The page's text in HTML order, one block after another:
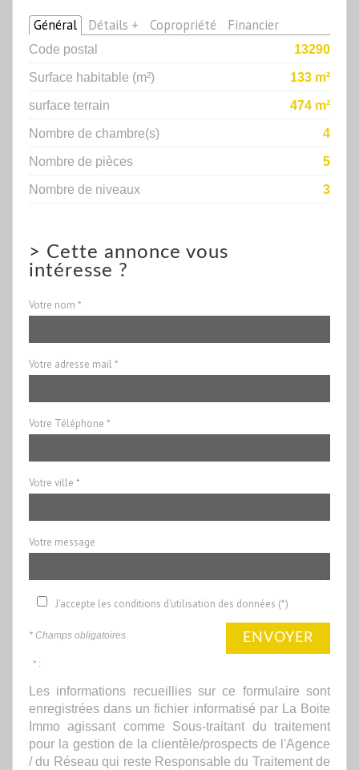
Général Détails + Copropriété Financier
Code postal
13290
Surface habitable (m²)
133 m²
surface terrain
474 m²
Nombre de chambre(s)
4
Nombre de pièces
5
Nombre de niveaux
3
> Cette annonce vous
intéresse ?
Votre nom *
Votre adresse mail *
Votre Téléphone *
Votre ville *
Votre message
J'accepte les conditions d'utilisation des données (*)
* Champs obligatoires ENVOYER
* :
Les informations recueillies sur ce formulaire sont
enregistrées dans un fichier informatisé par La Boite
Immo agissant comme Sous-traitant du traitement
pour la gestion de la clientèle/prospects de l'Agence
/ du Réseau qui reste Responsable du Traitement de